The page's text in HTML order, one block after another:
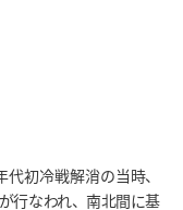
初冷戦解消の当時、
行なわれ、南北間に基